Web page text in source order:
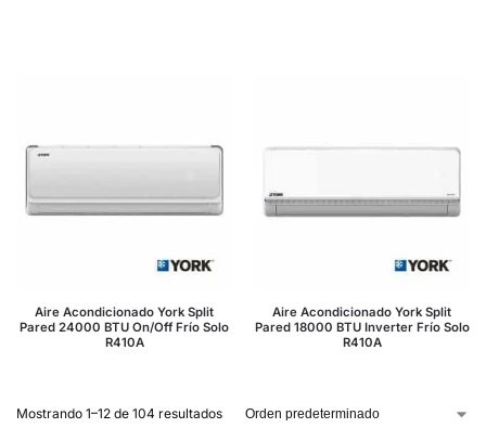
Aire Acondicionado York Split
Pared 24000 BTU On/Off Frío Solo
R410A
Aire Acondicionado York Split
Pared 18000 BTU Inverter Frío Solo
R410A
Mostrando 1–12 de 104 resultados